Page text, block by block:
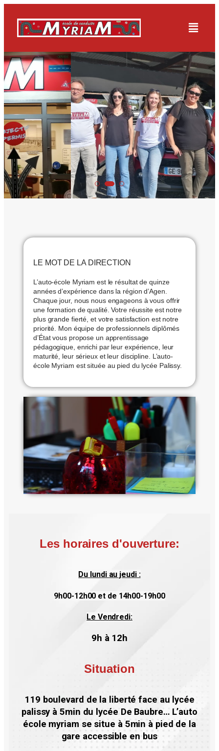
LE MOT DE LA DIRECTION
L’auto-école Myriam est le résultat de quinze
années d’expérience dans la région d’Agen.
Chaque jour, nous nous engageons à vous offrir
une formation de qualité. Votre réussite est notre
plus grande fierté, et votre satisfaction est notre
priorité. Mon équipe de professionnels diplômés
d’État vous propose un apprentissage
pédagogique, enrichi par leur expérience, leur
maturité, leur sérieux et leur discipline. L’auto-
école Myriam est située au pied du lycée Palissy.
Les horaires d'ouverture:
Du lundi au jeudi :
9h00-12h00 et de 14h00-19h00
Le Vendredi:
9h à 12h
Situation
119 boulevard de la liberté face au lycée
palissy à 5min du lycée De Baubre… L’auto
école myriam se situe à 5min à pied de la
gare accessible en bus